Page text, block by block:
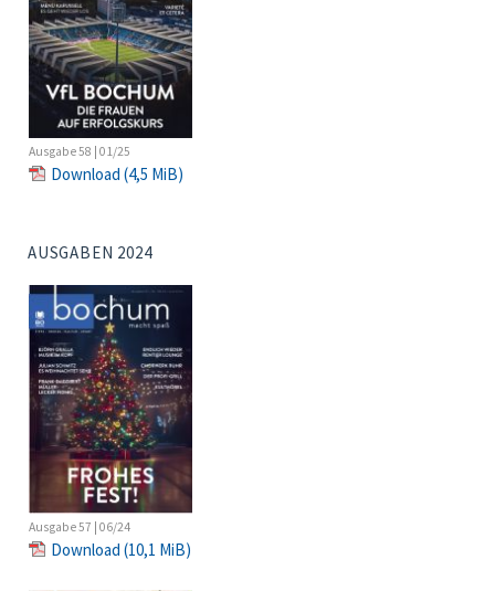
Ausgabe 58 | 01/25
Download (4,5 MiB)
AUSGABEN 2024
Ausgabe 57 | 06/24
Download (10,1 MiB)